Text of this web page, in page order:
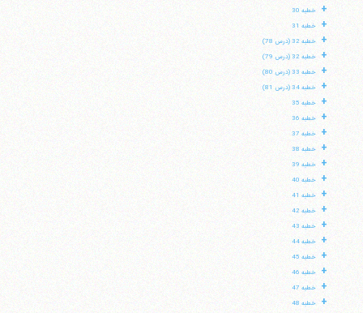
+ خطبه 30
+ خطبه 31
+ خطبه 32 (درس 78)
+ خطبه 32 (درس 79)
+ خطبه 33 (درس 80)
+ خطبه 34 (درس 81)
+ خطبه 35
+ خطبه 36
+ خطبه 37
+ خطبه 38
+ خطبه 39
+ خطبه 40
+ خطبه 41
+ خطبه 42
+ خطبه 43
+ خطبه 44
+ خطبه 45
+ خطبه 46
+ خطبه 47
+ خطبه 48